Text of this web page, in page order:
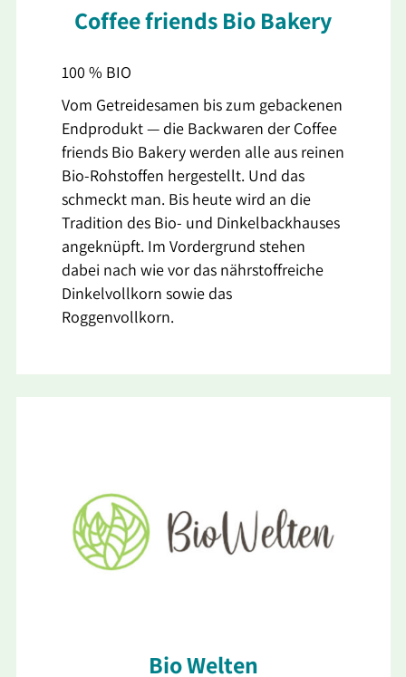
Coffee friends Bio Bakery
100 % BIO
Vom Getreidesamen bis zum gebackenen
Endprodukt — die Backwaren der Coffee
friends Bio Bakery werden alle aus reinen
Bio-Rohstoffen hergestellt. Und das
schmeckt man. Bis heute wird an die
Tradition des Bio- und Dinkelbackhauses
angeknüpft. Im Vordergrund stehen
dabei nach wie vor das nährstoffreiche
Dinkelvollkorn sowie das
Roggenvollkorn.
Bio Welten